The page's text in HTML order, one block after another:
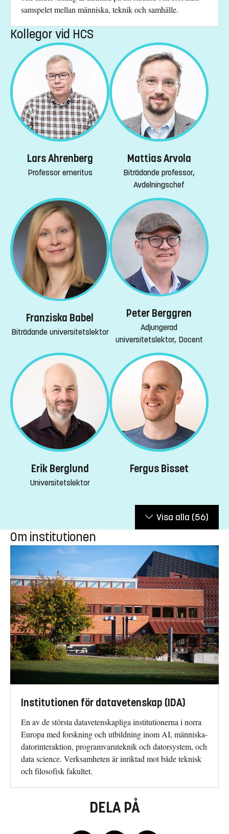
samspelet mellan människa, teknik och samhälle.
Kollegor vid HCS
Lars Ahrenberg
Professor emeritus
Mattias Arvola
Biträdande professor,
Avdelningschef
Franziska Babel
Biträdande universitetslektor
Peter Berggren
Adjungerad
universitetslektor, Docent
Erik Berglund
Universitetslektor
Fergus Bisset
Visa alla (56)
Om institutionen
Institutionen för datavetenskap (IDA)
En av de största datavetenskapliga institutionerna i norra
Europa med forskning och utbildning inom AI, människa-
datorinteraktion, programvaruteknik och datorsystem, och
data science. Verksamheten är inriktad mot både teknisk
och filosofisk fakultet.
DELA PÅ